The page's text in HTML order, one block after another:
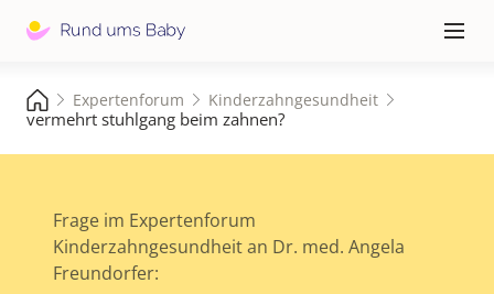
≡
Expertenforum Kinderzahngesundheit
vermehrt stuhlgang beim zahnen?
Frage im Expertenforum
Kinderzahngesundheit an Dr. med. Angela
Freundorfer: